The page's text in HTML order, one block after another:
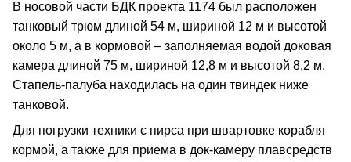
В носовой части БДК проекта 1174 был расположен
танковый трюм длиной 54 м, шириной 12 м и высотой
около 5 м, а в кормовой – заполняемая водой доковая
камера длиной 75 м, шириной 12,8 м и высотой 8,2 м.
Стапель-палуба находилась на один твиндек ниже
танковой.
Для погрузки техники с пирса при швартовке корабля
кормой, а также для приема в док-камеру плавсредств